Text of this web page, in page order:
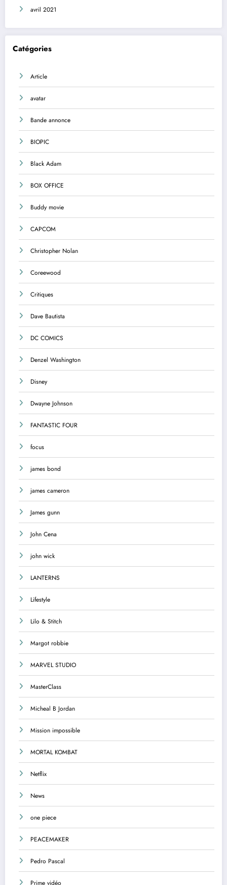
avril 2021
Catégories
Article
avatar
Bande annonce
BIOPIC
Black Adam
BOX OFFICE
Buddy movie
CAPCOM
Christopher Nolan
Coreewood
Critiques
Dave Bautista
DC COMICS
Denzel Washington
Disney
Dwayne Johnson
FANTASTIC FOUR
focus
james bond
james cameron
James gunn
John Cena
john wick
LANTERNS
Lifestyle
Lilo & Stitch
Margot robbie
MARVEL STUDIO
MasterClass
Micheal B Jordan
Mission impossible
MORTAL KOMBAT
Netflix
News
one piece
PEACEMAKER
Pedro Pascal
Prime vidéo